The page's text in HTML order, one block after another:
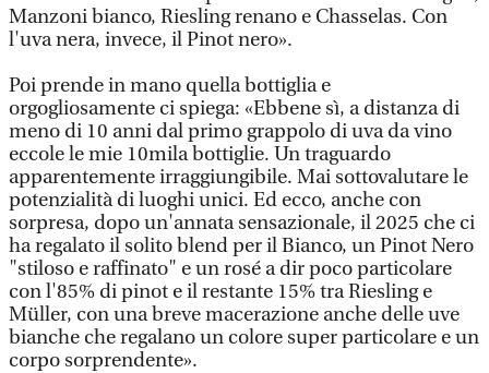
Manzoni bianco, Riesling renano e Chasselas. Con
l'uva nera, invece, il Pinot nero».
Poi prende in mano quella bottiglia e
orgogliosamente ci spiega: «Ebbene sì, a distanza di
meno di 10 anni dal primo grappolo di uva da vino
eccole le mie 10mila bottiglie. Un traguardo
apparentemente irraggiungibile. Mai sottovalutare le
potenzialità di luoghi unici. Ed ecco, anche con
sorpresa, dopo un'annata sensazionale, il 2025 che ci
ha regalato il solito blend per il Bianco, un Pinot Nero
"stiloso e raffinato" e un rosé a dir poco particolare
con l'85% di pinot e il restante 15% tra Riesling e
Müller, con una breve macerazione anche delle uve
bianche che regalano un colore super particolare e un
corpo sorprendente».